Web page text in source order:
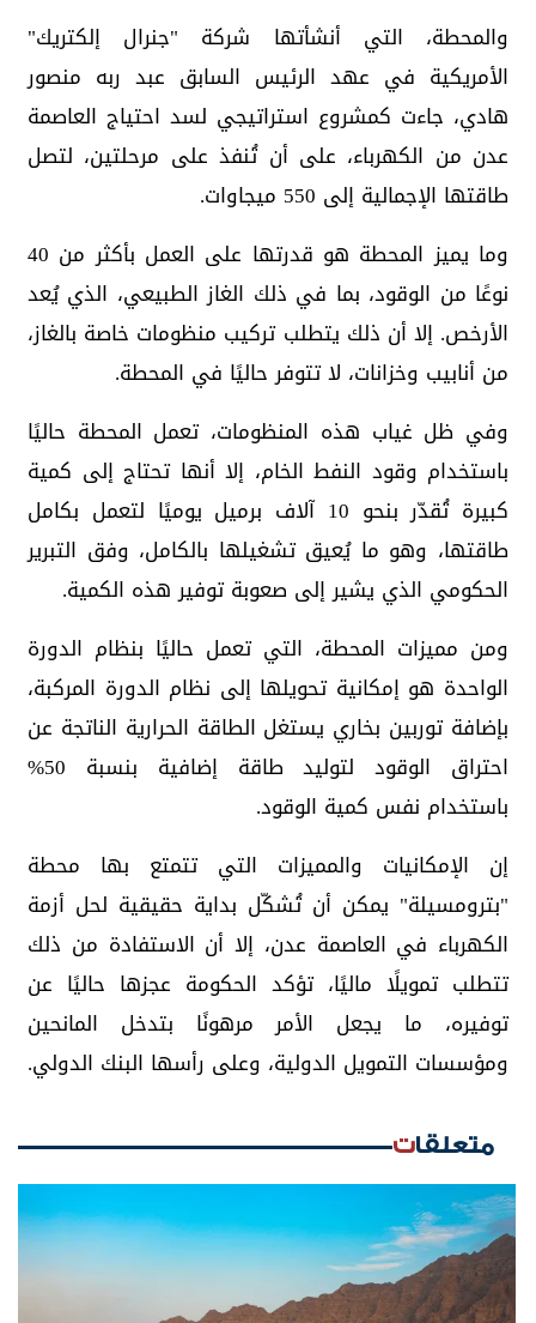
والمحطة، التي أنشأتها شركة "جنرال إلكتريك"
الأمريكية في عهد الرئيس السابق عبد ربه منصور
هادي، جاءت كمشروع استراتيجي لسد احتياج العاصمة
عدن من الكهرباء، على أن تُنفذ على مرحلتين، لتصل
طاقتها الإجمالية إلى 550 ميجاوات.
وما يميز المحطة هو قدرتها على العمل بأكثر من 40
نوعًا من الوقود، بما في ذلك الغاز الطبيعي، الذي يُعد
الأرخص. إلا أن ذلك يتطلب تركيب منظومات خاصة بالغاز،
من أنابيب وخزانات، لا تتوفر حاليًا في المحطة.
وفي ظل غياب هذه المنظومات، تعمل المحطة حاليًا
باستخدام وقود النفط الخام، إلا أنها تحتاج إلى كمية
كبيرة تُقدّر بنحو 10 آلاف برميل يوميًا لتعمل بكامل
طاقتها، وهو ما يُعيق تشغيلها بالكامل، وفق التبرير
الحكومي الذي يشير إلى صعوبة توفير هذه الكمية.
ومن مميزات المحطة، التي تعمل حاليًا بنظام الدورة
الواحدة هو إمكانية تحويلها إلى نظام الدورة المركبة،
بإضافة توربين بخاري يستغل الطاقة الحرارية الناتجة عن
احتراق الوقود لتوليد طاقة إضافية بنسبة 50%
باستخدام نفس كمية الوقود.
إن الإمكانيات والمميزات التي تتمتع بها محطة
"بترومسيلة" يمكن أن تُشكّل بداية حقيقية لحل أزمة
الكهرباء في العاصمة عدن، إلا أن الاستفادة من ذلك
تتطلب تمويلًا ماليًا، تؤكد الحكومة عجزها حاليًا عن
توفيره، ما يجعل الأمر مرهونًا بتدخل المانحين
ومؤسسات التمويل الدولية، وعلى رأسها البنك الدولي.
متعلقات